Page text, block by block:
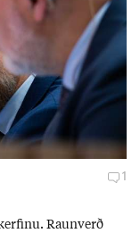
1
Raun­verð